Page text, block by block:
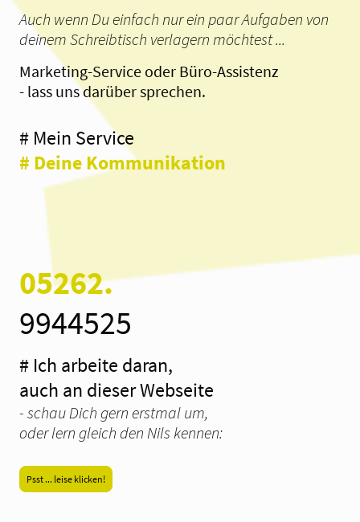
Auch wenn Du einfach nur ein paar Aufgaben von
deinem Schreibtisch verlagern möchtest ...
Marketing-Service oder Büro-Assistenz
- lass uns darüber sprechen.
# Mein Service
# Deine Kommunikation
05262.
9944525
# Ich arbeite daran,
auch an dieser Webseite
- schau Dich gern erstmal um,
oder lern gleich den Nils kennen:
Psst ... leise klicken!